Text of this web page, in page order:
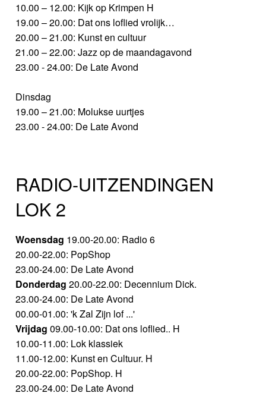
10.00 – 12.00: Kijk op Krimpen H
19.00 – 20.00: Dat ons loflied vrolijk…
20.00 – 21.00: Kunst en cultuur
21.00 – 22.00: Jazz op de maandagavond
23.00 - 24.00: De Late Avond
Dinsdag
19.00 – 21.00: Molukse uurtjes
23.00 - 24.00: De Late Avond
RADIO-UITZENDINGEN
LOK 2
Woensdag 19.00-20.00: Radio 6
20.00-22.00: PopShop
23.00-24.00: De Late Avond
Donderdag 20.00-22.00: Decennium Dick.
23.00-24.00: De Late Avond
00.00-01.00: 'k Zal Zijn lof ...'
Vrijdag 09.00-10.00: Dat ons loflied.. H
10.00-11.00: Lok klassiek
11.00-12.00: Kunst en Cultuur. H
20.00-22.00: PopShop. H
23.00-24.00: De Late Avond